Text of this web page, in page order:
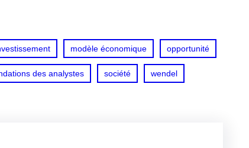
modèle économique opportunité
des analystes société wendel